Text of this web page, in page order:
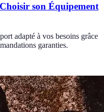
son Équipement
adapté à vos besoins grâce
garanties.